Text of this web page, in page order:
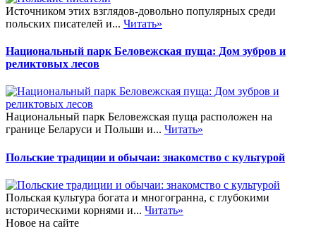
Источником этих взглядов-довольно популярных среди
польских писателей и... Читать»
Национальный парк Беловежская пуща: Дом зубров и
реликтовых лесов
Национальный парк Беловежская пуща расположен на
границе Беларуси и Польши и... Читать»
Польские традиции и обычаи: знакомство с культурой
Польская культура богата и многогранна, с глубокими
историческими корнями и... Читать»
Новое на сайте